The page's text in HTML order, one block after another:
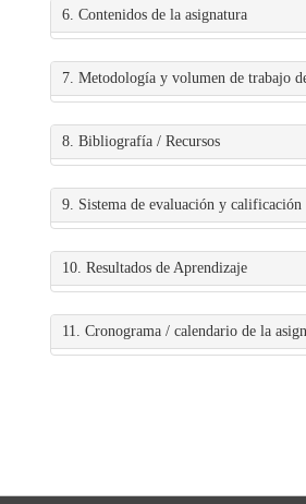
6. Contenidos de la asignatura
7. Metodología y volumen de trabajo
8. Bibliografía / Recursos
9. Sistema de evaluación y calificación
10. Resultados de Aprendizaje
11. Cronograma / calendario de la